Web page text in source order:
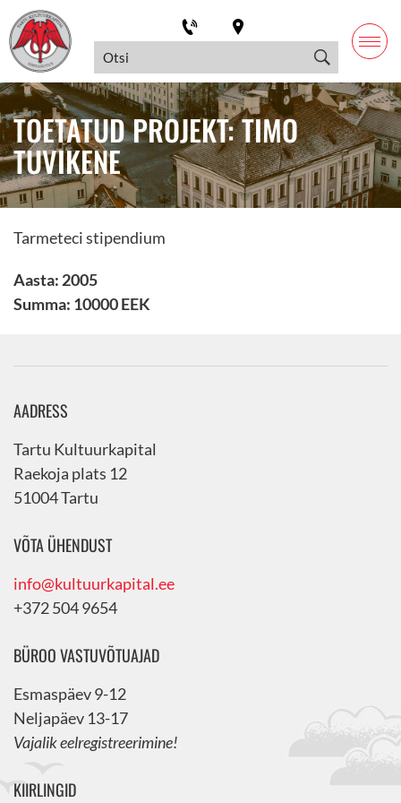
TOETATUD PROJEKT: TIMO
TUVIKENE
Tarmeteci stipendium
Aasta: 2005
Summa: 10000 EEK
AADRESS
Tartu Kultuurkapital
Raekoja plats 12
51004 Tartu
VÕTA ÜHENDUST
info@kultuurkapital.ee
+372 504 9654
BÜROO VASTUVÕTUAJAD
Esmaspäev 9-12
Neljapäev 13-17
Vajalik eelregistreerimine!
KIIRLINGID